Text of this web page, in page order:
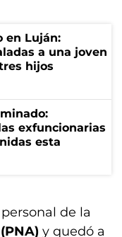
en Luján:
a una joven
hijos
exfuncionarias
esta
de la
y quedó a